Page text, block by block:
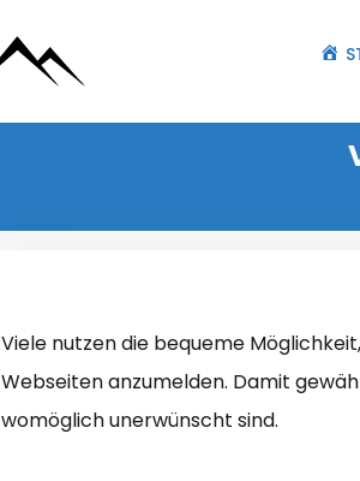
Viele nutzen die bequeme
Webseiten anzumelden. Damit
womöglich unerwünscht sind.